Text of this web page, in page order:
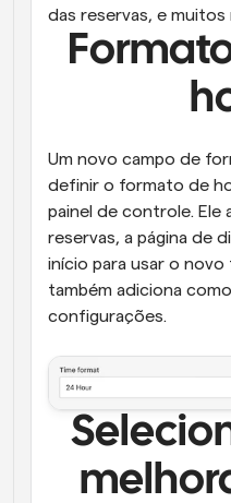
Links de Grupo
Agende reuniões de
Receba notificações
das reservas, e muitos
Um novo campo de
definir o formato de
painel de controle. Ele
reservas, a página de
início para usar o
também adiciona
configurações.